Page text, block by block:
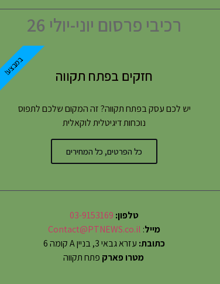
רכיבי פרסום יוני-יולי 26
חזקים בפתח תקווה
יש לכם עסק בפתח תקווה? זה המקום שלכם לתפוס
נוכחות דיגיטלית לוקאלית
כל הפרטים, כל המחירים
במבצע!
טלפון: 03-9153169
מייל:
Contact@PTNEWS.co.il
כתובת: עזרא גבאי 3, בניין A קומה 6
מטרו פארק פתח תקווה